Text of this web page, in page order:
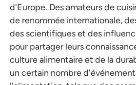
d'Europe. Des amateurs de
de renommée internationale,
des scientifiques et des
pour partager leurs
culture alimentaire et de la
un certain nombre